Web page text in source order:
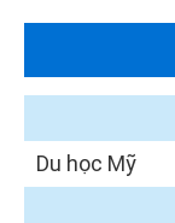
Du học Mỹ